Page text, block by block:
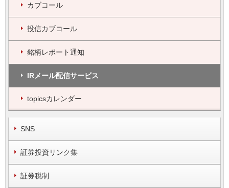
カブコール
投信カブコール
銘柄レポート通知
IRメール配信サービス
topicsカレンダー
SNS
証券投資リンク集
証券税制